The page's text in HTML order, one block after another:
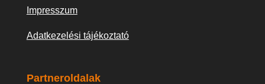
Impresszum
Adatkezelési tájékoztató
Partneroldalak